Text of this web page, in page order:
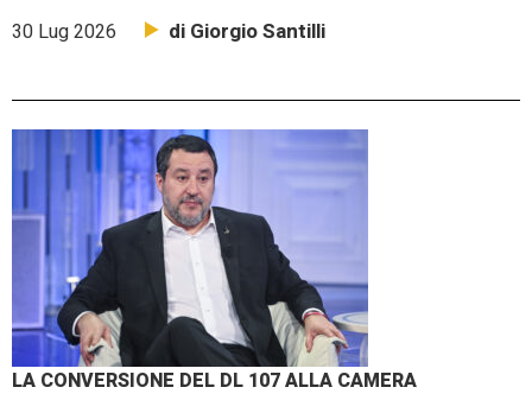
30 Lug 2026 di Giorgio Santilli
LA CONVERSIONE DEL DL 107 ALLA CAMERA